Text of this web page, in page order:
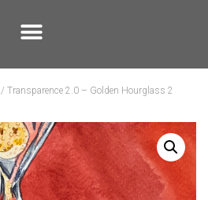
/ Transparence 2.0 – Golden Hourglass 2